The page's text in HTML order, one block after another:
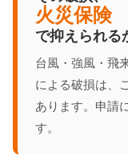
火災保険
で抑えられる
台風・強風・飛
による破損は、
あります。申請
す。